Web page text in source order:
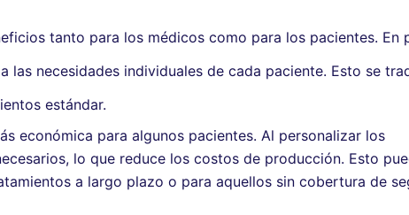
tanto para los médicos como para los pacientes. En
necesidades individuales de cada paciente. Esto se
estándar.
económica para algunos pacientes. Al personalizar los
lo que reduce los costos de producción. Esto
a largo plazo o para aquellos sin cobertura de